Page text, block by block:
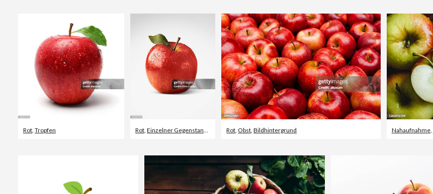
Rot Tropfen Rot, Einzelner Gegenstand Studioaufnahme
Rot Obst ,Bildhintergrund Nahaufnahme,